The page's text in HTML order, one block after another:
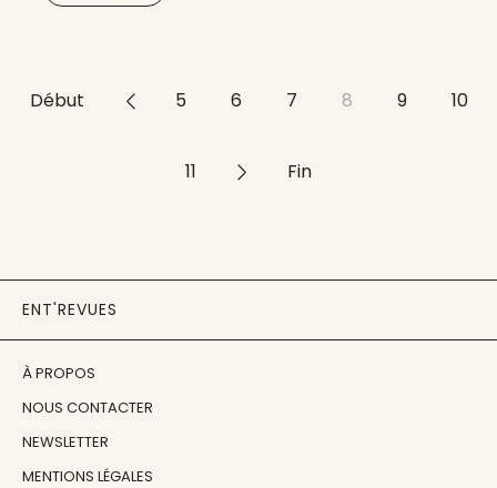
Début << 5 6 7 8 9 10
11 >> Fin
ENT'REVUES
À PROPOS
NOUS CONTACTER
NEWSLETTER
MENTIONS LÉGALES